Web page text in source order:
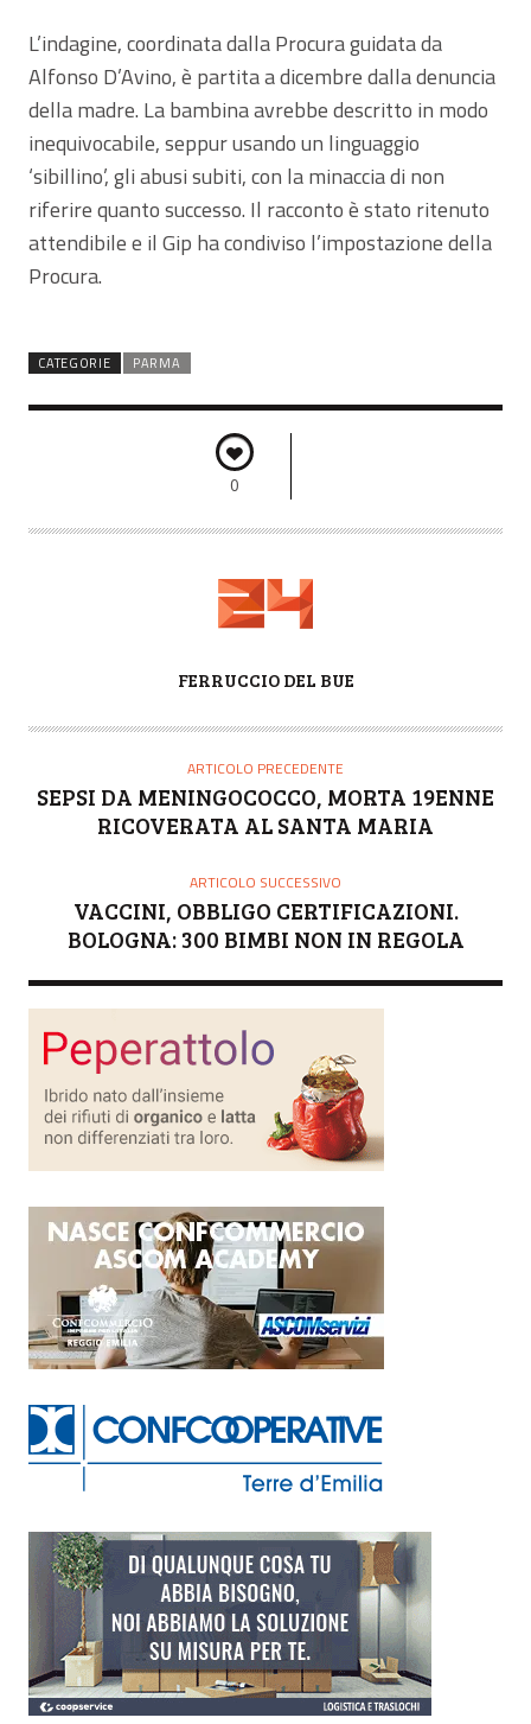
L’indagine, coordinata dalla Procura guidata da
Alfonso D’Avino, è partita a dicembre dalla denuncia
della madre. La bambina avrebbe descritto in modo
inequivocabile, seppur usando un linguaggio
‘sibillino’, gli abusi subiti, con la minaccia di non
riferire quanto successo. Il racconto è stato ritenuto
attendibile e il Gip ha condiviso l’impostazione della
Procura.
CATEGORIE PARMA
0
T
R
FERRUCCIO DEL BUE
ARTICOLO PRECEDENTE
SEPSI DA MENINGOCOCCO, MORTA 19ENNE
RICOVERATA AL SANTA MARIA
ARTICOLO SUCCESSIVO
VACCINI, OBBLIGO CERTIFICAZIONI.
BOLOGNA: 300 BIMBI NON IN REGOLA